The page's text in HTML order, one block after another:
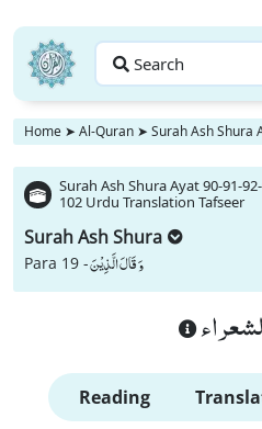
Search
Home ➤ Al-Quran ➤ Surah Ash Shura
Surah Ash Shura Ayat 90-91-
102 Urdu Translation Tafseer
Surah Ash Shura
Para 19 -وَ قَالَ الَّذِیْنَ
Reading